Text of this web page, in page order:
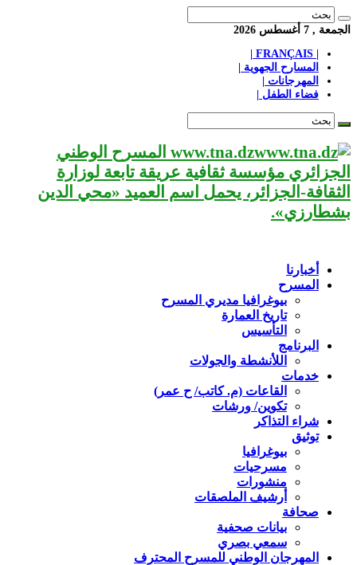
الجمعة , 7 أغسطس 2026
المسارح الجهوية |
المهرجانات |
فضاء الطفل |
www.tna.dz المسرح الوطني
الجزائري مؤسسة ثقافية عريقة تابعة لوزارة
الثقافة-الجزائر، يحمل اسم العميد «محي الدين
بشطارزي».
أخبارنا
المسرح
بيوغرافيا مديري المسرح
تاريخ العمارة
التأسيس
البرنامج
اللأنشطة والجولات
خدمات
القاعات (م. كاتب/ ح عمر)
تكوين/ ورشات
شراء التذاكر
توثيق
بيوغرافيا
مسرحيات
منشورات
أرشيف الملصقات
صحافة
بيانات صحفية
سمعي بصري
المهرجان الوطني للمسرح المحترف